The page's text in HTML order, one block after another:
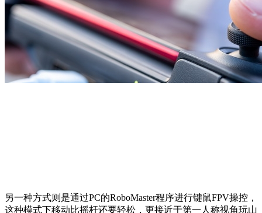
另一种方式则是通过PC的RoboMaster程序进行键鼠FPV操控，
这种模式下移动比摇杆还要轻松，更接近于第一人称视角玩山